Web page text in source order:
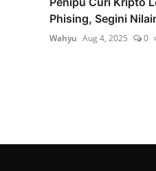
Phising, Segini
Wahyu Aug 4, 2025 0